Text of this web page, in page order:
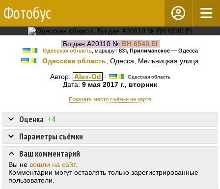
Фотобус
Богдан А20110 № BH 6540 EI
Одесская область, маршрут 83т, Прилиманское — Одесcа
Одесская область , Одесса, Мельницкая улица
Автор: Alex-Od · Одесская область
Дата: 9 мая 2017 г., вторник
Показать место съёмки на карте
Оценка +4
Параметры съёмки
Ваш комментарий
Вы не вошли на сайт.
Комментарии могут оставлять только зарегистрированные
пользователи.